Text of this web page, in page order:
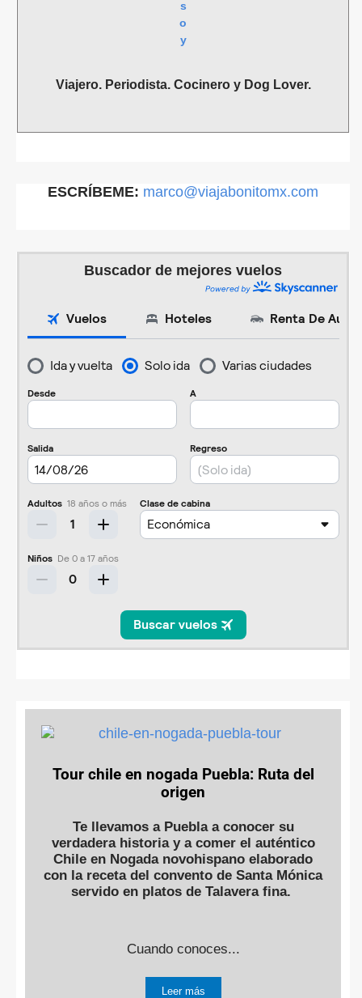
s
o
y
Viajero. Periodista. Cocinero y Dog Lover.
ESCRÍBEME: marco@viajabonitomx.com
Buscador de mejores vuelos
Tour chile en nogada Puebla: Ruta del
origen
Te llevamos a Puebla a conocer su
verdadera historia y a comer el auténtico
Chile en Nogada novohispano elaborado
con la receta del convento de Santa Mónica
servido en platos de Talavera fina.
Cuando conoces...
Leer más